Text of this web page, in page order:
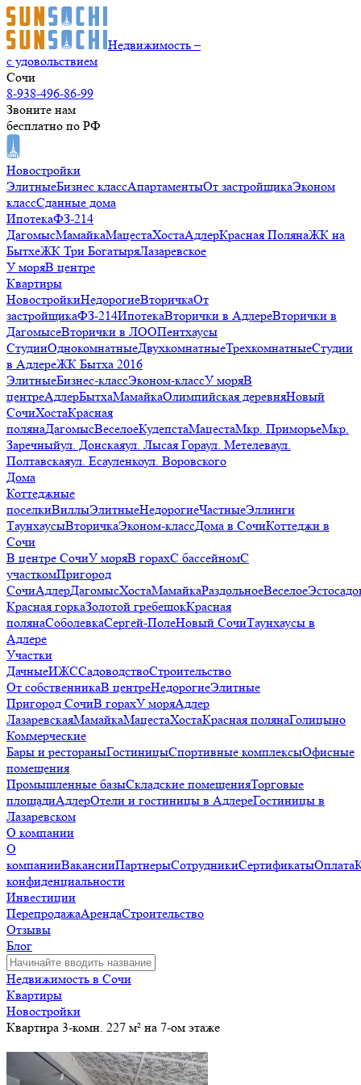
Недвижимость –
с удовольствием
Сочи
8-938-496-86-99
Звоните нам
бесплатно по РФ
Новостройки
ЭлитныеБизнес классАпартаментыОт застройщикаЭконом
классСданные дома
ИпотекаФЗ-214
ДагомысМамайкаМацестаХостаАдлерКрасная ПолянаЖК на
БытхеЖК Три БогатыряЛазаревское
У моряВ центре
Квартиры
НовостройкиНедорогиеВторичкаОт
застройщикаФЗ-214ИпотекаВторички в АдлереВторички в
ДагомысеВторички в ЛООПентхаусы
СтудииОднокомнатныеДвухкомнатныеТрехкомнатныеСтудии
в АдлереЖК Бытха 2016
ЭлитныеБизнес-классЭконом-классУ моряВ
центреАдлерБытхаМамайкаОлимпийская деревняНовый
СочиХостаКрасная
полянаДагомысВеселоеКудепстаМацестаМкр. ПриморьеМкр.
Заречныйул. Донскаяул. Лысая Гораул. Метелеваул.
Полтавскаяул. Есауленкоул. Воровского
Дома
Коттеджные
поселкиВиллыЭлитныеНедорогиеЧастныеЭллинги
ТаунхаусыВторичкаЭконом-классДома в СочиКоттеджи в
Сочи
В центре СочиУ моряВ горахС бассейномС
участкомПригород
СочиАдлерДагомысХостаМамайкаРаздольноеВеселое
Красная горкаЗолотой гребешокКрасная
полянаСоболевкаСергей-ПолеНовый СочиТаунхаусы в
Адлере
Участки
ДачныеИЖССадоводствоСтроительство
От собственникаВ центреНедорогиеЭлитные
Пригород СочиВ горахУ моряАдлер
ЛазаревскаяМамайкаМацестаХостаКрасная полянаГолицыно
Коммерческие
Бары и рестораныГостиницыСпортивные комплексыОфисные
помещения
Промышленные базыСкладские помещенияТорговые
площадиАдлерОтели и гостиницы в АдлереГостиницы в
Лазаревском
О компании
О
компанииВакансииПартнерыСотрудникиСертификатыОплата
конфиденциальности
Инвестиции
ПерепродажаАрендаСтроительство
Отзывы
Блог
Недвижимость в Сочи
Квартиры
Новостройки
Квартира 3-комн. 227 м² на 7-ом этаже